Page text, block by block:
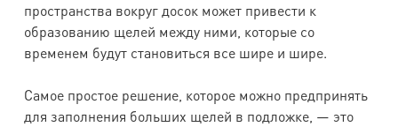
пространства вокруг досок может привести к
образованию щелей между ними, которые со
временем будут становиться все шире и шире.
Самое простое решение, которое можно предпринять
для заполнения больших щелей в подложке, — это